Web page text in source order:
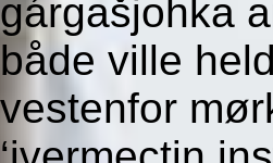
gárgašjohka
både ville
vestenfor